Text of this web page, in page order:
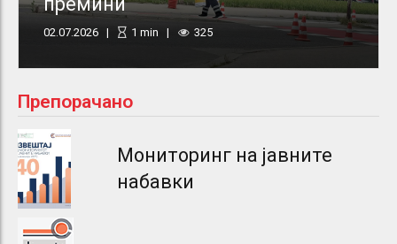
02.07.2026 1 min 325
Препорачано
Мониторинг на јавните
набавки